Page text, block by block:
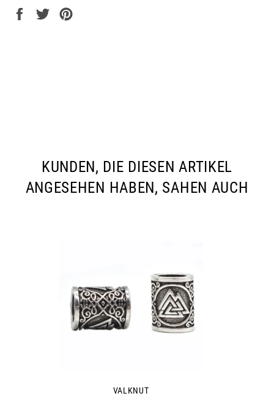
Auf
Auf
KUNDEN, DIE DIESEN ARTIKEL
ANGESEHEN HABEN, SAHEN AUCH
VALKNUT